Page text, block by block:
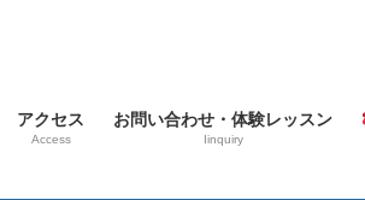
アクセス
Access
お問い合わせ・体験レッスン
Iinquiry